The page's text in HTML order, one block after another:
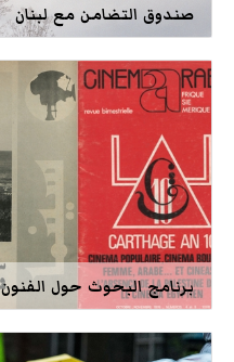
صندوق التضامن مع لبنان
برنامج البحوث حول الفنون